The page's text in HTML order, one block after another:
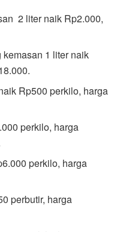
2 liter naik Rp2.000,
1 liter naik
Rp500 perkilo, harga
perkilo, harga
perkilo, harga
perbutir, harga